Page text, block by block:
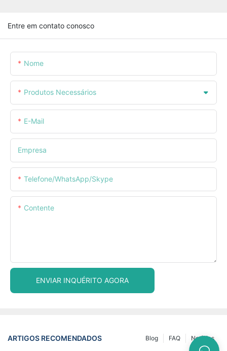
Entre em contato conosco
Nome
Produtos Necessários
E-Mail
Empresa
Telefone/WhatsApp/Skype
Contente
ENVIAR INQUÉRITO AGORA
ARTIGOS RECOMENDADOS Notícias
FAQ
Blog